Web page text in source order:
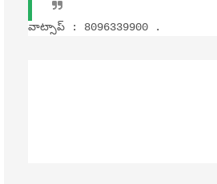
వాట్సాప్ : 8096339900 .